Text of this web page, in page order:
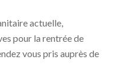
actuelle,
pour la rentrée de
vous pris auprès de